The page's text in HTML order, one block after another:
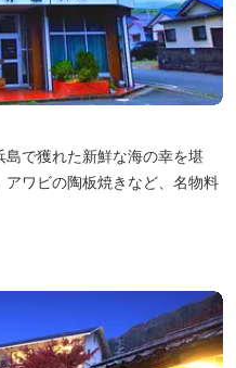
で獲れた新鮮な海の幸を堪
ワビの陶板焼きなど、名物料